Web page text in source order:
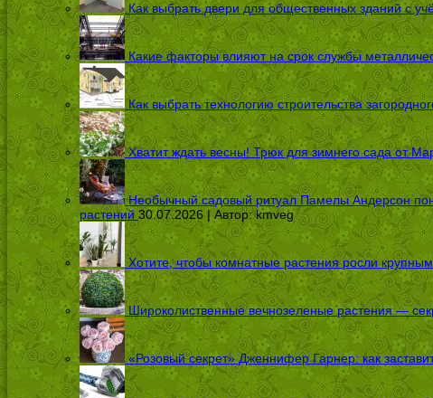
Как выбрать двери для общественных зданий с
Какие факторы влияют на срок службы
Как выбрать технологию строительства
Хватит ждать весны! Трюк для зимнего сада от
Необычный садовый ритуал Памелы Андерсон
растений 30.07.2026 | Автор:kmveg
Хотите, чтобы комнатные растения росли
Широколиственные вечнозеленые растения —
«Розовый секрет» Дженнифер Гарнер: как